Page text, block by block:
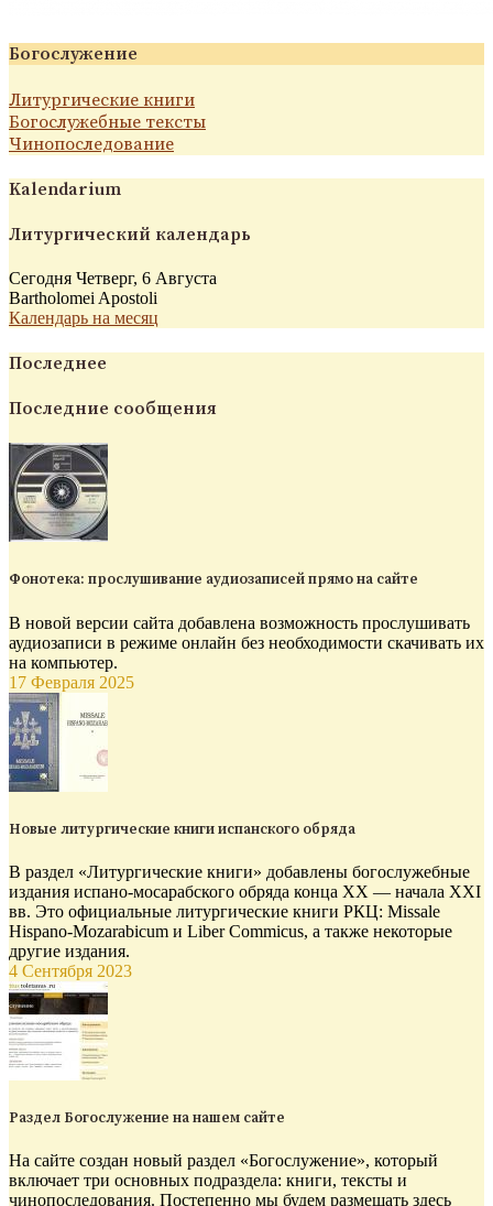
Богослужение
Литургические книги
Богослужебные тексты
Чинопоследование
Kalendarium
Литургический календарь
Сегодня Четверг, 6 Августа
Bartholomei Apostoli
Календарь на месяц
Последнее
Последние сообщения
Фонотека: прослушивание аудиозаписей прямо на сайте
В новой версии сайта добавлена возможность прослушивать
аудиозаписи в режиме онлайн без необходимости скачивать их
на компьютер.
17 Февраля 2025
Новые литургические книги испанского обряда
В раздел «Литургические книги» добавлены богослужебные
издания испано-мосарабского обряда конца XX — начала XXI
вв. Это официальные литургические книги РКЦ: Missale
Hispano-Mozarabicum и Liber Commicus, а также некоторые
другие издания.
4 Сентября 2023
Раздел Богослужение на нашем сайте
На сайте создан новый раздел «Богослужение», который
включает три основных подраздела: книги, тексты и
чинопоследования. Постепенно мы будем размещать здесь